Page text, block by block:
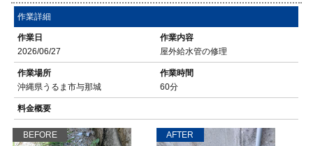
作業詳細
作業日
2026/06/27
作業内容
屋外給水管の修理
作業場所
沖縄県うるま市与那城
作業時間
60分
料金概要
BEFORE AFTER